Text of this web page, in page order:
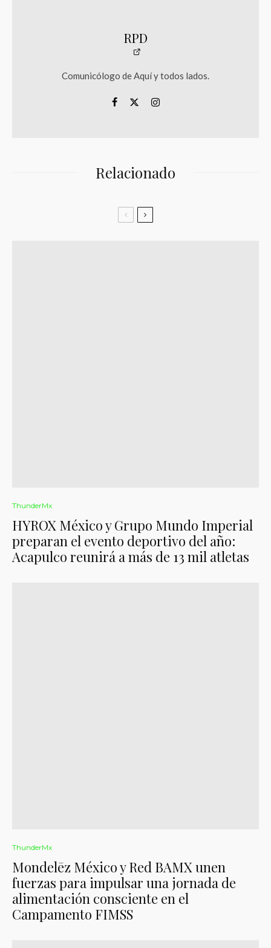
RPD
Comunicólogo de Aquí y todos lados.
Relacionado
ThunderMx
HYROX México y Grupo Mundo Imperial
preparan el evento deportivo del año:
Acapulco reunirá a más de 13 mil atletas
ThunderMx
Mondelēz México y Red BAMX unen
fuerzas para impulsar una jornada de
alimentación consciente en el
Campamento FIMSS